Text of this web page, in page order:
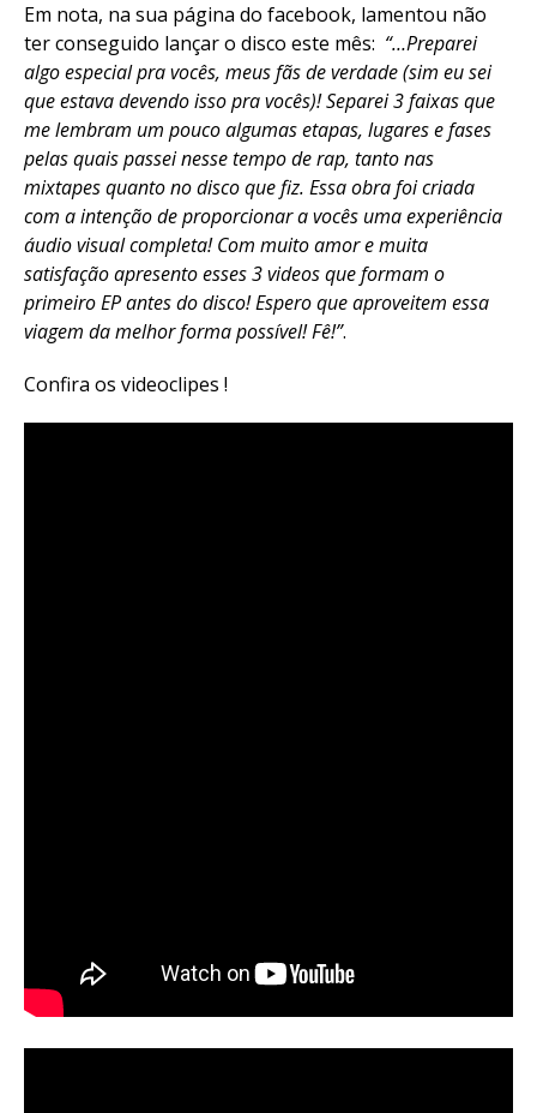
Em nota, na sua página do facebook, lamentou não
ter conseguido lançar o disco este mês: “…Preparei
algo especial pra vocês, meus fãs de verdade (sim eu sei
que estava devendo isso pra vocês)! Separei 3 faixas que
me lembram um pouco algumas etapas, lugares e fases
pelas quais passei nesse tempo de rap, tanto nas
mixtapes quanto no disco que fiz. Essa obra foi criada
com a intenção de proporcionar a vocês uma experiência
áudio visual completa! Com muito amor e muita
satisfação apresento esses 3 videos que formam o
primeiro EP antes do disco! Espero que aproveitem essa
viagem da melhor forma possível! Fê!”.
Confira os videoclipes !